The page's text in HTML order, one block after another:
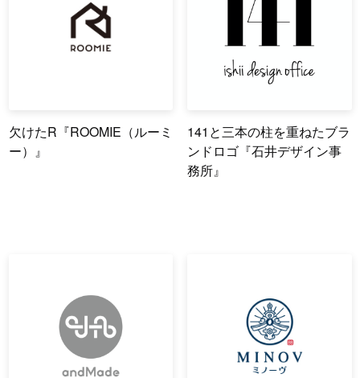
欠けたR『ROOMIE（ルーミ
ー）』
141と三本の柱を重ねたブラ
ンドロゴ『石井デザイン事
務所』